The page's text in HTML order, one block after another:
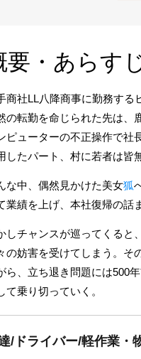
要・あらす
商社LL八降商事に勤務する
の転勤を命じられた先は、
ピューターの不正操作で社
したパート、村に若者は皆
な中、偶然見かけた美女狐
業績を上げ、本社復帰の話
しチャンスが巡ってくると
の妨害を受けてしまう。そ
ら、立ち退き問題には500
て乗り切っていく。
/ドライバー/軽作業・